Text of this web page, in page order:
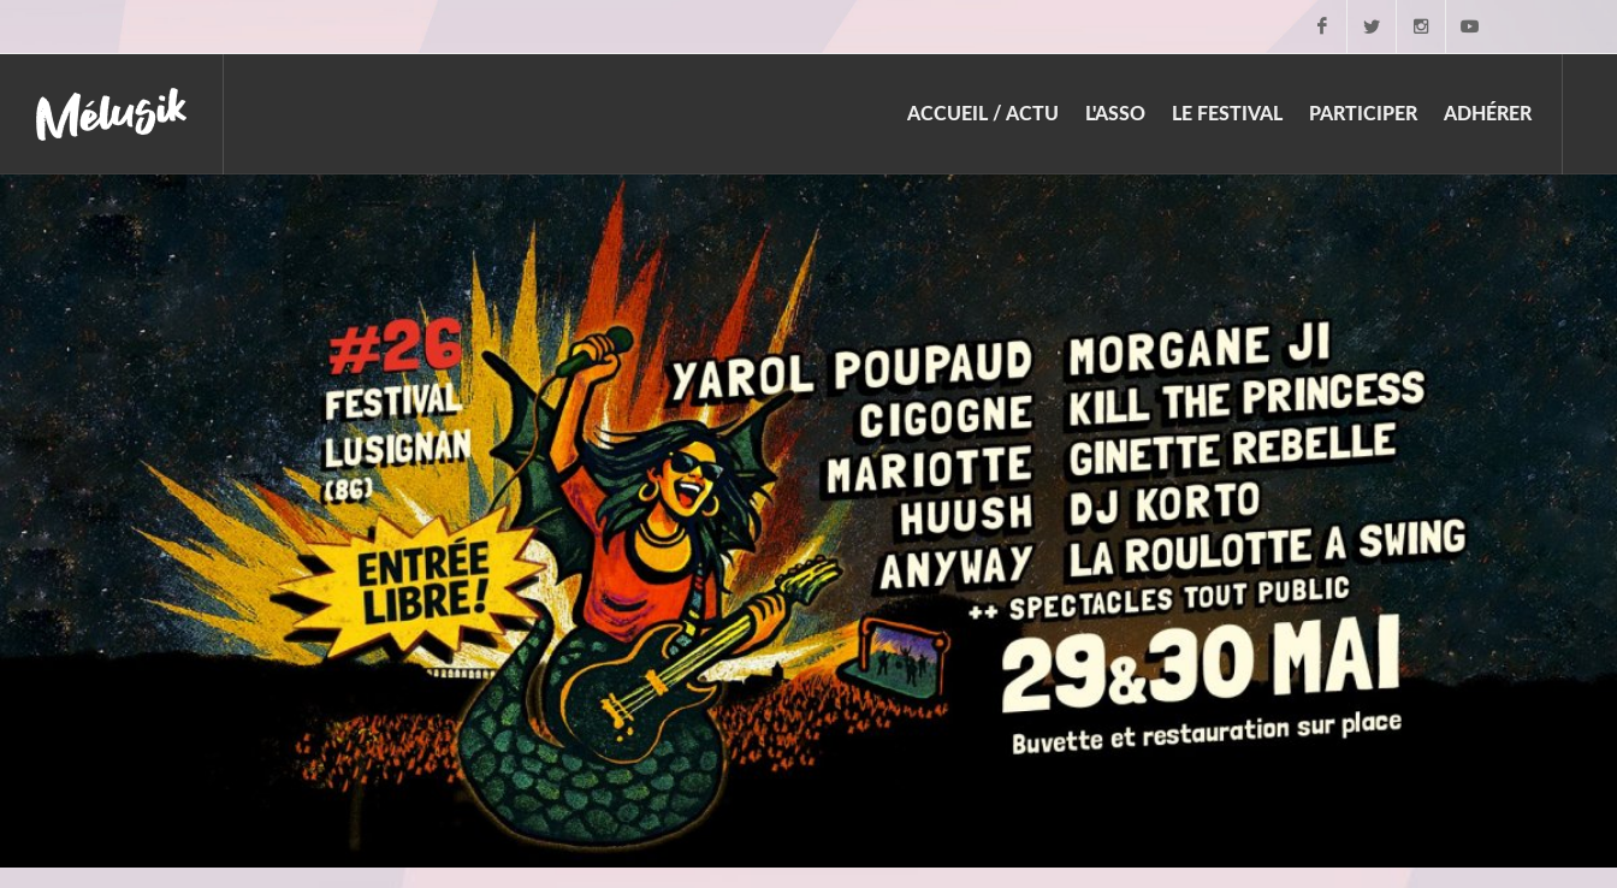
ACCUEIL / ACTU L'ASSO LE FESTIVAL PARTICIPER ADHÉRER